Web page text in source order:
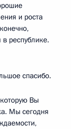
и роста
в республике.
спасибо.
Вы
Мы сегодня